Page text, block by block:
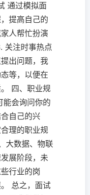
通过模拟面
提高自己的
人帮忙扮演
关注时事热点
出问题，我
等，以便在
四、职业规
能会询问你的
自己的兴
理的职业规
大数据、物联
展阶段，未
行业的岗
总之，面试